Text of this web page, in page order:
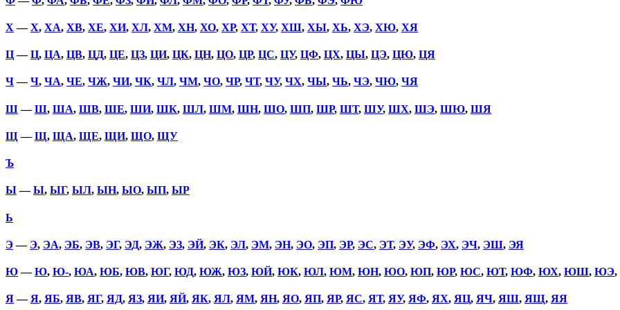
Х —Х, ХА, ХВ, ХЕ, ХИ, ХЛ, ХМ, ХН, ХО, ХР, ХТ, ХУ, ХШ, ХЫ, ХЬ, ХЭ, ХЮ, ХЯ
Ц—Ц, ЦА, ЦВ, ЦД, ЦЕ, ЦЗ, ЦИ, ЦК, ЦН, ЦО, ЦР, ЦС, ЦУ, ЦФ, ЦХ, ЦЫ, ЦЭ, ЦЮ, ЦЯ
Ч—Ч, ЧА, ЧЕ, ЧЖ, ЧИ, ЧК, ЧЛ, ЧМ, ЧО, ЧР, ЧТ, ЧУ, ЧХ, ЧЫ, ЧЬ, ЧЭ, ЧЮ, ЧЯ
Ш—Ш, ША, ШВ, ШЕ, ШИ, ШК, ШЛ, ШМ, ШН, ШО, ШП, ШР, ШТ, ШУ, ШХ, ШЭ, ШЮ, ШЯ
Щ —Щ, ЩА, ЩЕ, ЩИ, ЩО, ЩУ
Ъ
Ы—Ы, ЫГ, ЫЛ, ЫН, ЫО, ЫП, ЫР
Ь
Э— Э, ЭА, ЭБ, ЭВ, ЭГ, ЭД, ЭЖ, ЭЗ, ЭЙ, ЭК, ЭЛ, ЭМ, ЭН, ЭО, ЭП, ЭР, ЭС, ЭТ, ЭУ, ЭФ, ЭХ, ЭЧ, ЭШ, ЭЯ
Ю—Ю, Ю-, ЮА, ЮБ, ЮВ, ЮГ, ЮД, ЮЖ, ЮЗ, ЮЙ, ЮК, ЮЛ, ЮМ, ЮН, ЮО, ЮП, ЮР, ЮС, ЮТ, ЮФ, ЮХ, ЮШ, ЮЭ,
Я—Я, ЯБ, ЯВ, ЯГ, ЯД, ЯЗ, ЯИ, ЯЙ, ЯК, ЯЛ, ЯМ, ЯН, ЯО, ЯП, ЯР, ЯС, ЯТ, ЯУ, ЯФ, ЯХ, ЯЦ, ЯЧ, ЯШ, ЯЩ, ЯЯ